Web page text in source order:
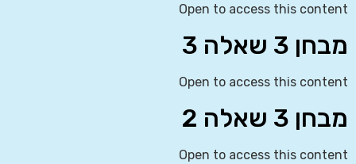
Open to access this content
מבחן 3 שאלה 3
Open to access this content
מבחן 3 שאלה 2
Open to access this content